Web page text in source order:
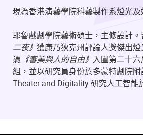
現為香港演藝學院科藝製作系燈光及
耶魯戲劇學院藝術碩士，主修設計。
二夜》 獲康乃狄克州評論人獎傑出
憑 《審美與人的自由》 入圍第二十
組，並以研究員身份於多蒙特劇院
Theater and Digitality 研究人工智能